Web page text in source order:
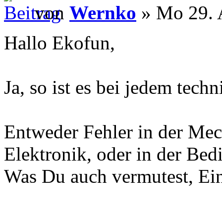
von Wernko » Mo 29.
Hallo Ekofun,
Ja, so ist es bei jedem
Entweder Fehler in der
Elektronik, oder in der
Was Du auch vermutest,